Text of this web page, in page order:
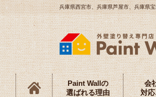
兵庫県西宮市、兵庫県芦屋市、兵庫県
Paint Wallの
選ばれる理由
会
対